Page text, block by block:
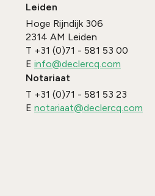
Leiden
Hoge Rijndijk 306
2314 AM Leiden
T +31 (0)71 - 581 53 00
E info@declercq.com
Notariaat
T +31 (0)71 - 581 53 23
E notariaat@declercq.com